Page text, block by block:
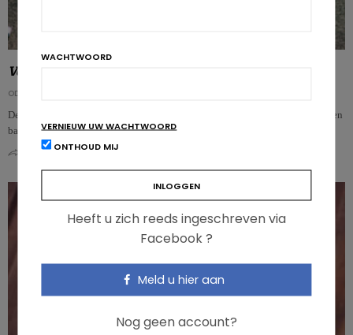
Veillonella atypica
ODILE BERNARD
De sportprestaties verbeteren is het ultieme doel van alle atleten. Wat als er een
bacterie bestond die het geproduceerde lactaat wegwerkt tot…
0
WACHTWOORD
VERNIEUW UW WACHTWOORD
ONTHOUD MIJ
Heeft u zich reeds ingeschreven via
Facebook ?
Meld u hier aan
Nog geen account?